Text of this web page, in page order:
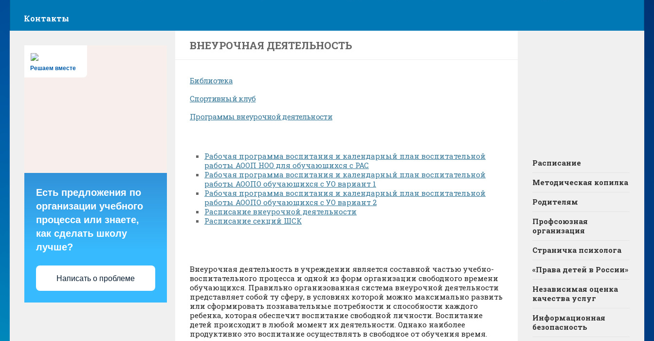
Контакты
ВНЕУРОЧНАЯ ДЕЯТЕЛЬНОСТЬ
Библиотека
Спортивный клуб
Программы внеурочной деятельности
Рабочая программа воспитания и календарный план воспитательной
работы АООП НОО для обучающихся с РАС
Рабочая программа воспитания и календарный план воспитательной
работы АООПО обучающихся с УО вариант 1
Рабочая программа воспитания и календарный план воспитательной
работы АООПО обучающихся с УО вариант 2
Расписание внеурочной деятельности
Расписание секций ШСК
Внеурочная деятельность в учреждении является составной частью учебно-
воспитательного процесса и одной из форм организации свободного времени
обучающихся. Правильно организованная система внеурочной деятельности
представляет собой ту сферу, в условиях которой можно максимально развить
или сформировать познавательные потребности и способности каждого
ребенка, которая обеспечит воспитание свободной личности. Воспитание
детей происходит в любой момент их деятельности. Однако наиболее
продуктивно это воспитание осуществлять в свободное от обучения время.
Решаем вместе
Есть предложения по
организации учебного
процесса или знаете,
как сделать школу
лучше?
Написать о проблеме
Расписание
Методическая копилка
Родителям
Профсоюзная
организация
Страничка психолога
«Права детей в России»
Независимая оценка
качества услуг
Информационная
безопасность